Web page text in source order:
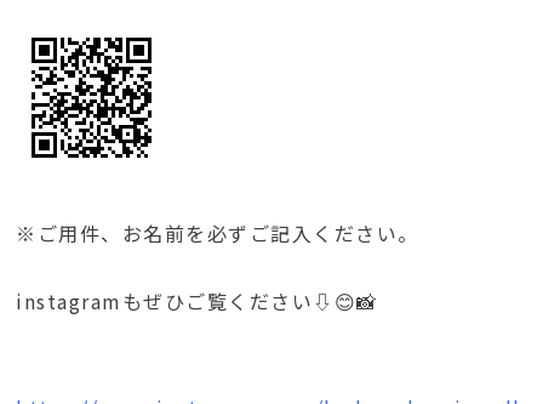
※ご用件、お名前を必ずご記入ください。
instagramもぜひご覧ください⇩😊📸